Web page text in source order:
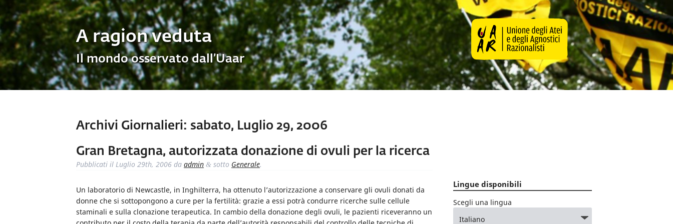
A ragion veduta
Il mondo osservato dall’Uaar
Archivi Giornalieri: sabato, Luglio 29, 2006
Gran Bretagna, autorizzata donazione di ovuli per la ricerca
Pubblicati il Luglio 29th, 2006 da admin & sotto Generale.
Un laboratorio di Newcastle, in Inghilterra, ha ottenuto l’autorizzazione a conservare gli ovuli donati da
donne che si sottopongono a cure per la fertilità: grazie a essi potrà condurre ricerche sulle cellule
staminali e sulla clonazione terapeutica. In cambio della donazione degli ovuli, le pazienti riceveranno un
Lingue disponibili
Scegli una lingua